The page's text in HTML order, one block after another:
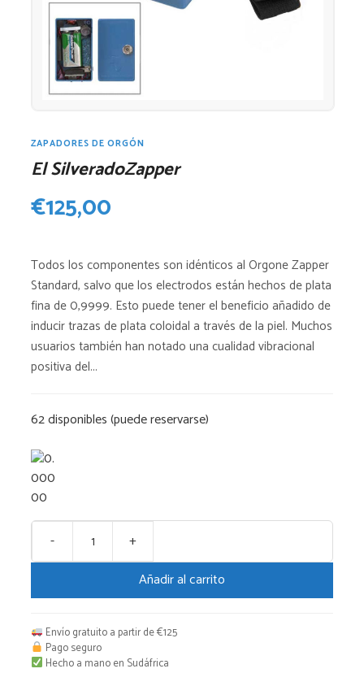
ZAPADORES DE ORGÓN
El SilveradoZapper
€125,00
Todos los componentes son idénticos al Orgone Zapper
Standard, salvo que los electrodos están hechos de plata
fina de 0,9999. Esto puede tener el beneficio añadido de
inducir trazas de plata coloidal a través de la piel. Muchos
usuarios también han notado una cualidad vibracional
positiva del...
62 disponibles (puede reservarse)
-
SilveradoZapper
+
Añadir al carrito
Envío gratuito a partir de €125
Pago seguro
Hecho a mano en Sudáfrica